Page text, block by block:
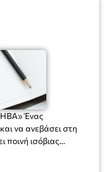
Ένας
να ανεβάσει στη
ποινή ισόβιας
έργο για